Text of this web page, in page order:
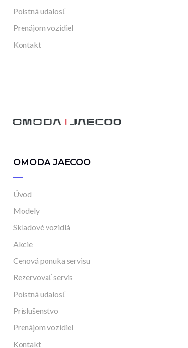
Poistná udalosť
Prenájom vozidiel
Kontakt
OMODA JAECOO
Úvod
Modely
Skladové vozidlá
Akcie
Cenová ponuka servisu
Rezervovať servis
Poistná udalosť
Príslušenstvo
Prenájom vozidiel
Kontakt